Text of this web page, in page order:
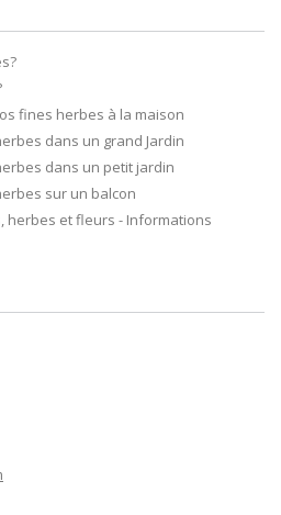
fines herbes à la maison
dans un grand Jardin
dans un petit jardin
sur un balcon
herbes et fleurs - Informations